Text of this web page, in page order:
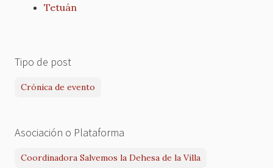
Tetuán
Tipo de post
Crónica de evento
Asociación o Plataforma
Coordinadora Salvemos la Dehesa de la Villa